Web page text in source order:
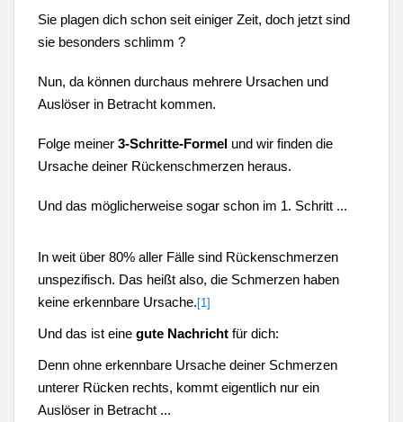
Sie plagen dich schon seit einiger Zeit, doch jetzt sind
sie besonders schlimm ?
Nun, da können durchaus mehrere Ursachen und
Auslöser in Betracht kommen.
Folge meiner 3-Schritte-Formel und wir finden die
Ursache deiner Rückenschmerzen heraus.
Und das möglicherweise sogar schon im 1. Schritt ...
In weit über 80% aller Fälle sind Rückenschmerzen
unspezifisch. Das heißt also, die Schmerzen haben
keine erkennbare Ursache. [1]
Und das ist eine gute Nachricht für dich:
Denn ohne erkennbare Ursache deiner Schmerzen
unterer Rücken rechts, kommt eigentlich nur ein
Auslöser in Betracht ...